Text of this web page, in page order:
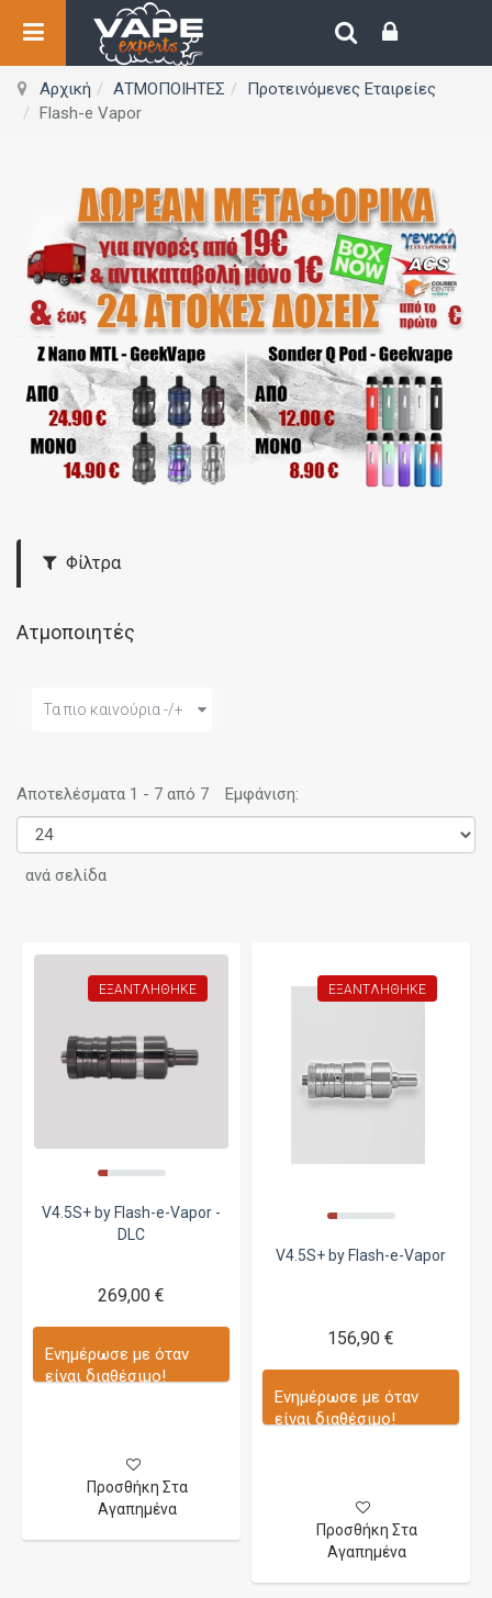
Αρχική ΑΤΜΟΠΟΙΗΤΕΣ
Προτεινόμενες Εταιρείες
Flash-e Vapor
Φίλτρα
Ατμοποιητές
Τα πιο καινούρια -/+
Αποτελέσματα 1 - 7 από 7 Εμφάνιση:
ανά σελίδα
ΕΞΑΝΤΛΉΘΗΚΕ
V4.5S+ by Flash-e-Vapor -
DLC
269,00 €
Ενημέρωσε με όταν
είναι διαθέσιμο!
Προσθήκη Στα
Αγαπημένα
ΕΞΑΝΤΛΉΘΗΚΕ
V4.5S+ by Flash-e-Vapor
156,90 €
Ενημέρωσε με όταν
είναι διαθέσιμο!
Προσθήκη Στα
Αγαπημένα